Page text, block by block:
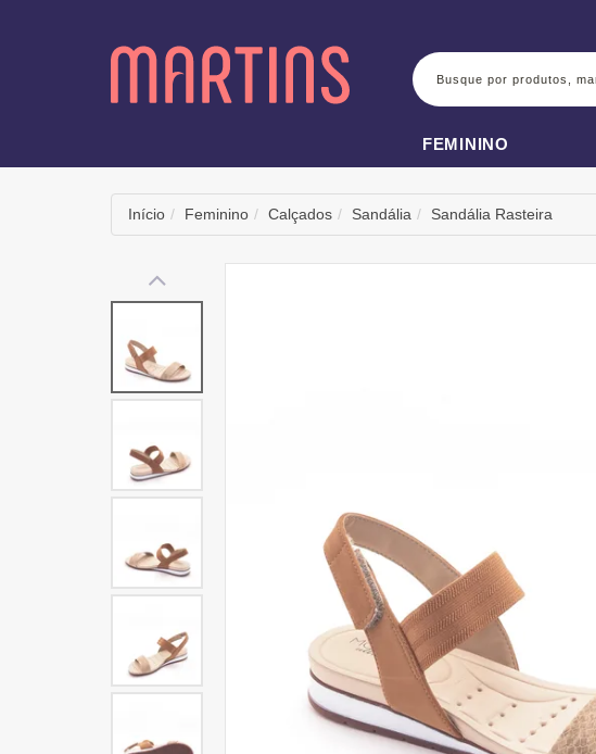
BUSCA
FEMININO
Início Feminino Calçados Sandália Sandália Rasteira